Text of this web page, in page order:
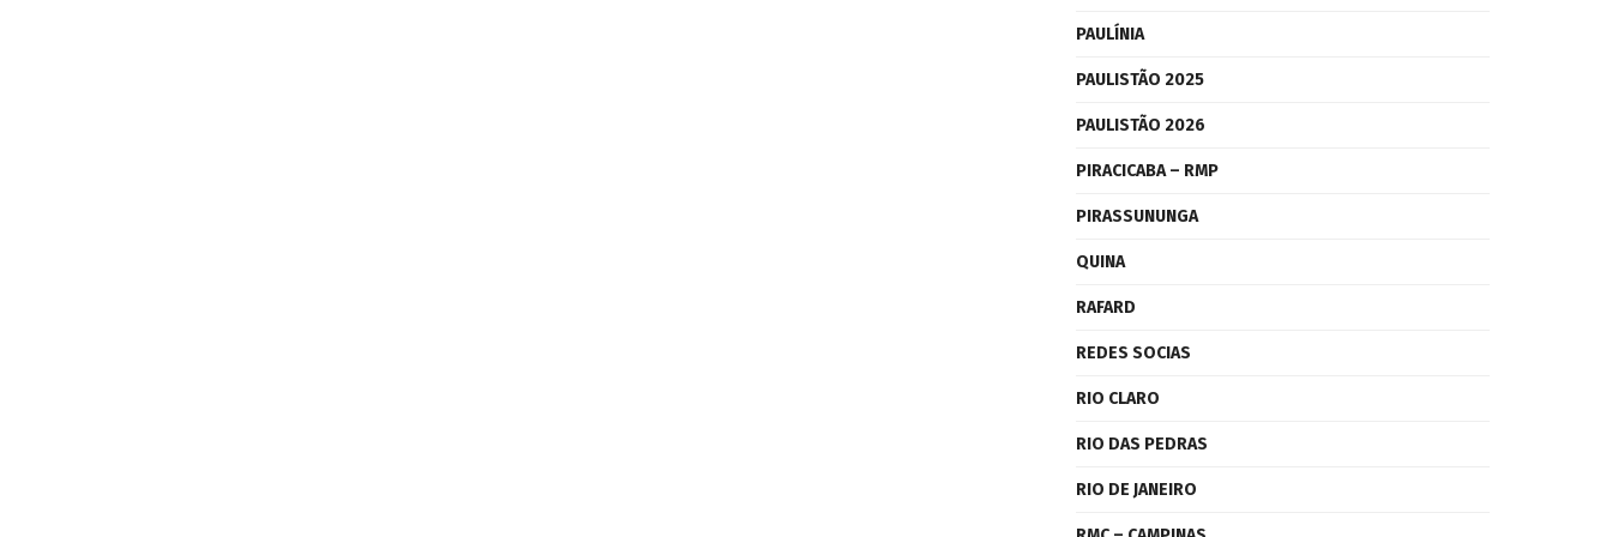
PAULÍNIA
PAULISTÃO 2025
PAULISTÃO 2026
PIRACICABA – RMP
PIRASSUNUNGA
QUINA
RAFARD
REDES SOCIAS
RIO CLARO
RIO DAS PEDRAS
RIO DE JANEIRO